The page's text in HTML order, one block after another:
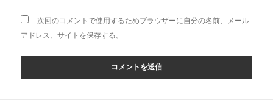
次回のコメントで使用するためブラウザーに自分の名前、メール
アドレス、サイトを保存する。